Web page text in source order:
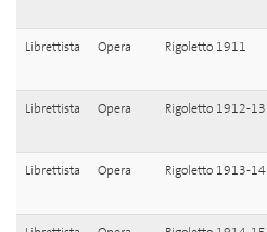
Librettista Opera Rigoletto 1911
Librettista Opera Rigoletto 1912-13
Librettista Opera Rigoletto 1913-14